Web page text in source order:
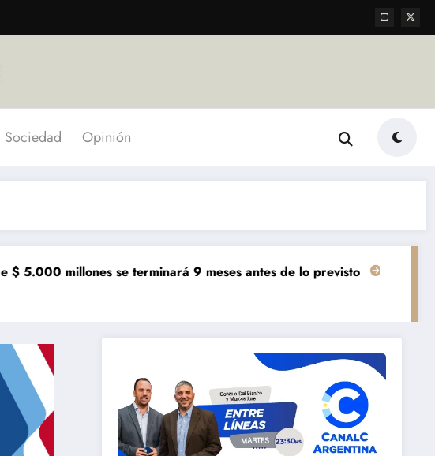
Sociedad Opinión
se terminará 9 meses antes de lo previsto «El mundo